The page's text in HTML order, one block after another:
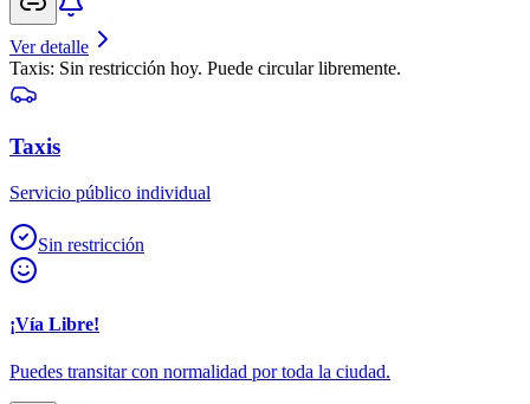
Ver detalle
Taxis: Sin restricción hoy. Puede circular libremente.
Taxis
Servicio público individual
Sin restricción
¡Vía Libre!
Puedes transitar con normalidad por toda la ciudad.